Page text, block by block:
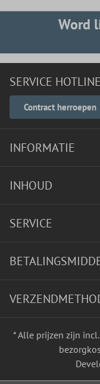
Word
SERVICE HOTLINE
Contract herroepen
INFORMATIE
INHOUD
SERVICE
* Alle prijzen zijn